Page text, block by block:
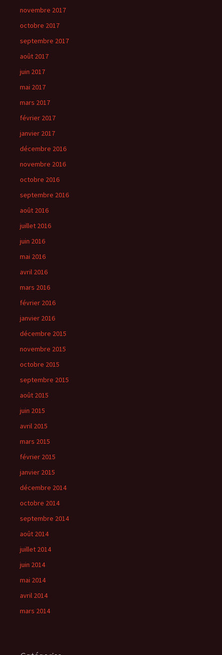
novembre 2017
octobre 2017
septembre 2017
août 2017
juin 2017
mai 2017
mars 2017
février 2017
janvier 2017
décembre 2016
novembre 2016
octobre 2016
septembre 2016
août 2016
juillet 2016
juin 2016
mai 2016
avril 2016
mars 2016
février 2016
janvier 2016
décembre 2015
novembre 2015
octobre 2015
septembre 2015
août 2015
juin 2015
avril 2015
mars 2015
février 2015
janvier 2015
décembre 2014
octobre 2014
septembre 2014
août 2014
juillet 2014
juin 2014
mai 2014
avril 2014
mars 2014